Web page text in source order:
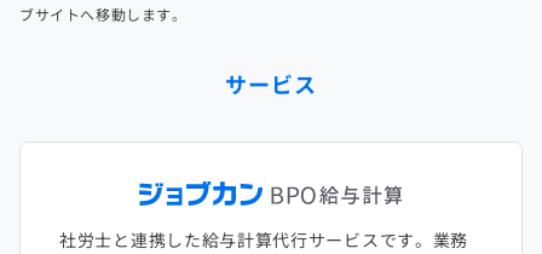
ブサイトへ移動します。
サービス
社労士と連携した給与計算代行サービスです。業務